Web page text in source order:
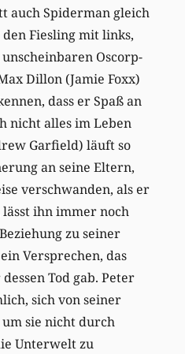
auch Spiderman gleich
Fiesling mit links,
Oscorp-
Dillon (Jamie Foxx)
dass er Spaß an
nicht alles im Leben
Garfield) läuft so
an seine Eltern,
verschwanden, als er
ihn immer noch
zu seiner
Versprechen, das
Tod gab. Peter
sich von seiner
sie nicht durch
Unterwelt zu